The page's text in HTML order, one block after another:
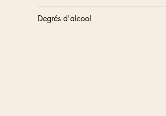
Degrés d'alcool